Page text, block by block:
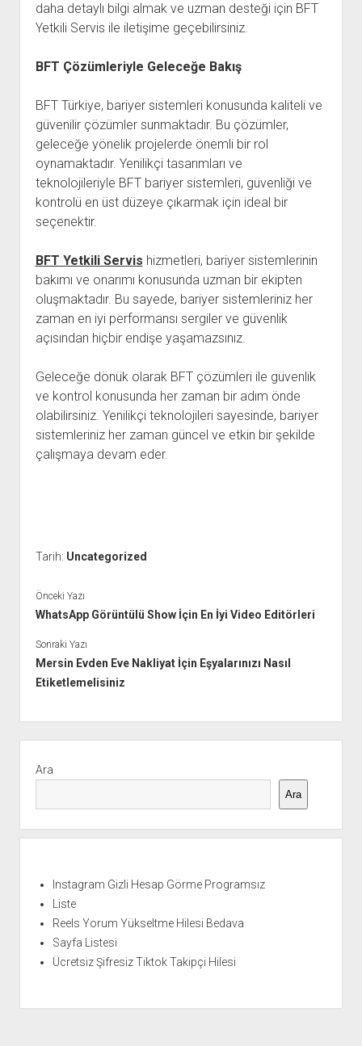
daha detaylı bilgi almak ve uzman desteği için BFT
Yetkili Servis ile iletişime geçebilirsiniz.
BFT Çözümleriyle Geleceğe Bakış
BFT Türkiye, bariyer sistemleri konusunda kaliteli ve
güvenilir çözümler sunmaktadır. Bu çözümler,
geleceğe yönelik projelerde önemli bir rol
oynamaktadır. Yenilikçi tasarımları ve
teknolojileriyle BFT bariyer sistemleri, güvenliği ve
kontrolü en üst düzeye çıkarmak için ideal bir
seçenektir.
BFT Yetkili Servis hizmetleri, bariyer sistemlerinin
bakımı ve onarımı konusunda uzman bir ekipten
oluşmaktadır. Bu sayede, bariyer sistemleriniz her
zaman en iyi performansı sergiler ve güvenlik
açısından hiçbir endişe yaşamazsınız.
Geleceğe dönük olarak BFT çözümleri ile güvenlik
ve kontrol konusunda her zaman bir adım önde
olabilirsiniz. Yenilikçi teknolojileri sayesinde, bariyer
sistemleriniz her zaman güncel ve etkin bir şekilde
çalışmaya devam eder.
Tarih: Uncategorized
Önceki Yazı
WhatsApp Görüntülü Show İçin En İyi Video Editörleri
Sonraki Yazı
Mersin Evden Eve Nakliyat İçin Eşyalarınızı Nasıl
Etiketlemelisiniz
Menü
Ara
Ara
Instagram Gizli Hesap Görme Programsız
Liste
Reels Yorum Yükseltme Hilesi Bedava
Sayfa Listesi
Ücretsiz Şifresiz Tiktok Takipçi Hilesi